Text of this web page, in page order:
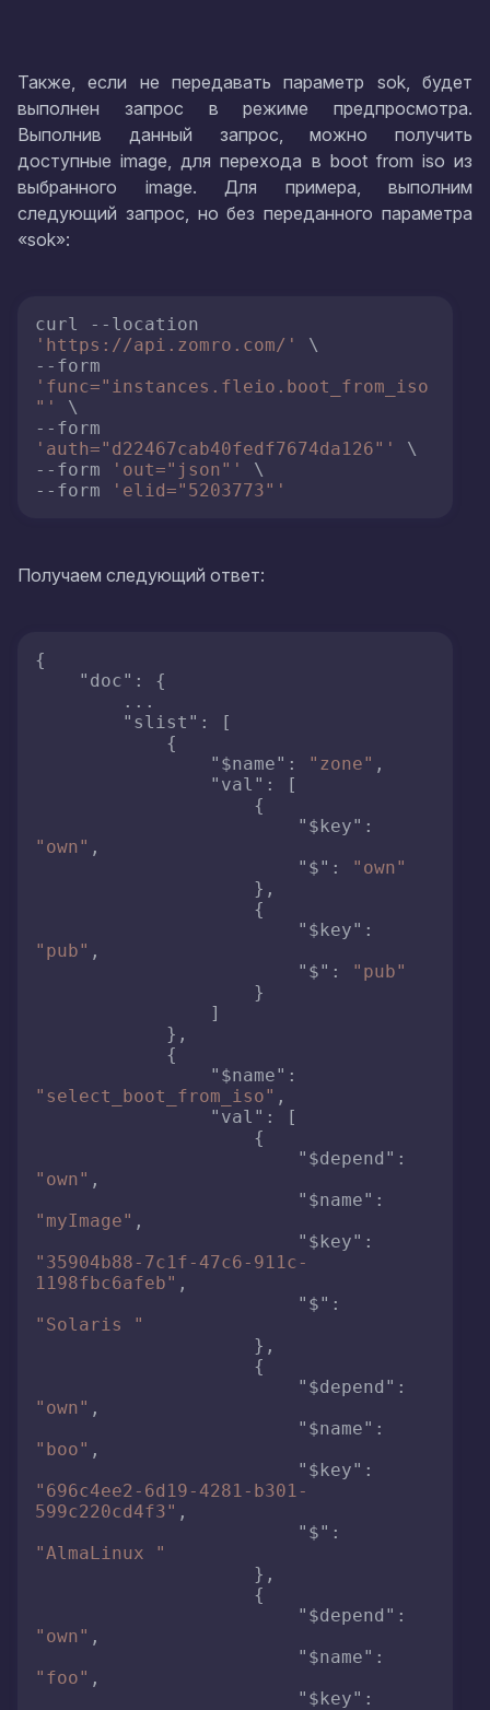
Также, если не передавать параметр sok, будет
выполнен запрос в режиме предпросмотра.
Выполнив данный запрос, можно получить
доступные image, для перехода в boot from iso из
выбранного image. Для примера, выполним
следующий запрос, но без переданного параметра
«sok»:
'https://api.zomro.com/'
\
'func="instances.fleio.boot_from_iso
"'
\
'auth="d22467cab40fedf7674da126"'
\
--form
'out="json"'
\
--form
'elid="5203773"'
Получаем следующий ответ:
{
"doc" :
{
"slist" :
[
{
"$name" : "zone" ,
"val" :
[
{
"$key" :
"own" ,
"$" :
"own"
} ,
{
"$key" :
"pub" ,
"$" :
"pub"
}
]
} ,
{
"$name" :
"select_boot_from_iso" ,
"val" :
[
{
"$depend" :
"own" ,
"$name" :
"myImage" ,
"$key" :
"35904b88-7c1f-47c6-911c-
1198fbc6afeb" ,
"$" :
"Solaris "
} ,
{
"$depend" :
"own" ,
"$name" :
"boo" ,
"$key" :
"696c4ee2-6d19-4281-b301-
599c220cd4f3" ,
"$" :
"AlmaLinux "
} ,
{
"$depend" :
"own" ,
"$name" :
"foo" ,
"$key" :